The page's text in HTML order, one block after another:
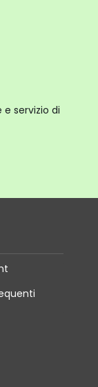
e servizio di